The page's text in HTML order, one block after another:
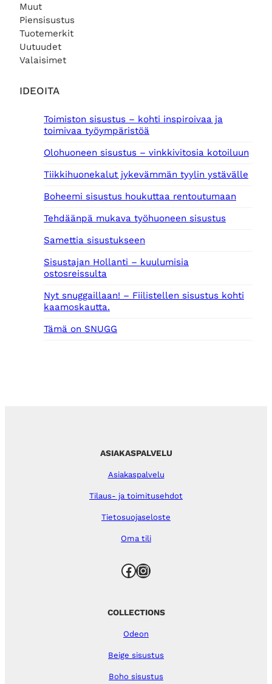
Muut
Piensisustus
Tuotemerkit
Uutuudet
Valaisimet
IDEOITA
Toimiston sisustus – kohti inspiroivaa ja
toimivaa työympäristöä
Olohuoneen sisustus – vinkkivitosia kotoiluun
Tiikkihuonekalut jykevämmän tyylin ystävälle
Boheemi sisustus houkuttaa rentoutumaan
Tehdäänpä mukava työhuoneen sisustus
Samettia sisustukseen
Sisustajan Hollanti – kuulumisia
ostosreissulta
Nyt snuggaillaan! – Fiilistellen sisustus kohti
kaamoskautta.
Tämä on SNUGG
ASIAKASPALVELU
Asiakaspalvelu
Tilaus- ja toimitusehdot
Tietosuojaseloste
Oma tili
Facebook Instagram
COLLECTIONS
Odeon
Beige sisustus
Boho sisustus